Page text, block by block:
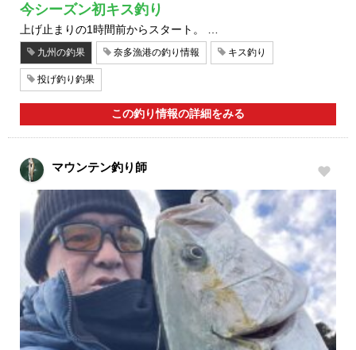
今シーズン初キス釣り
上げ止まりの1時間前からスタート。 …
九州の釣果 奈多漁港の釣り情報 キス釣り
投げ釣り釣果
この釣り情報の詳細をみる
マウンテン釣り師